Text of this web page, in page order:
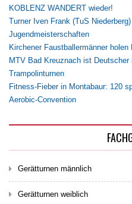
KOBLENZ WANDERT wieder!
Turner Iven Frank (TuS
Jugendmeisterschaften
Kirchener Faustballermänner holen
MTV Bad Kreuznach ist
Trampolinturnen
Fitness-Fieber in Montabaur: 120
Aerobic-Convention
Gerätturnen männlich
Gerätturnen weiblich